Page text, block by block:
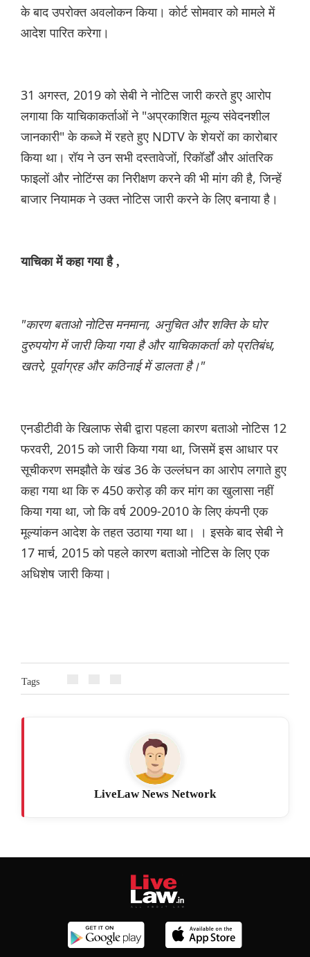
के बाद उपरोक्त अवलोकन किया। कोर्ट सोमवार को मामले में
आदेश पारित करेगा।
31 अगस्त, 2019 को सेबी ने नोटिस जारी करते हुए आरोप
लगाया कि याचिकाकर्ताओं ने "अप्रकाशित मूल्य संवेदनशील
जानकारी" के कब्जे में रहते हुए NDTV के शेयरों का कारोबार
किया था। रॉय ने उन सभी दस्तावेजों, रिकॉर्डों और आंतरिक
फाइलों और नोटिंग्स का निरीक्षण करने की भी मांग की है, जिन्हें
बाजार नियामक ने उक्त नोटिस जारी करने के लिए बनाया है।
याचिका में कहा गया है ,
"कारण बताओ नोटिस मनमाना, अनुचित और शक्ति के घोर
दुरुपयोग में जारी किया गया है और याचिकाकर्ता को प्रतिबंध,
खतरे, पूर्वाग्रह और कठिनाई में डालता है।"
एनडीटीवी के खिलाफ सेबी द्वारा पहला कारण बताओ नोटिस 12
फरवरी, 2015 को जारी किया गया था, जिसमें इस आधार पर
सूचीकरण समझौते के खंड 36 के उल्लंघन का आरोप लगाते हुए
कहा गया था कि रु 450 करोड़ की कर मांग का खुलासा नहीं
किया गया था, जो कि वर्ष 2009-2010 के लिए कंपनी एक
मूल्यांकन आदेश के तहत उठाया गया था। । इसके बाद सेबी ने
17 मार्च, 2015 को पहले कारण बताओ नोटिस के लिए एक
अधिशेष जारी किया।
Tags
LiveLaw News Network